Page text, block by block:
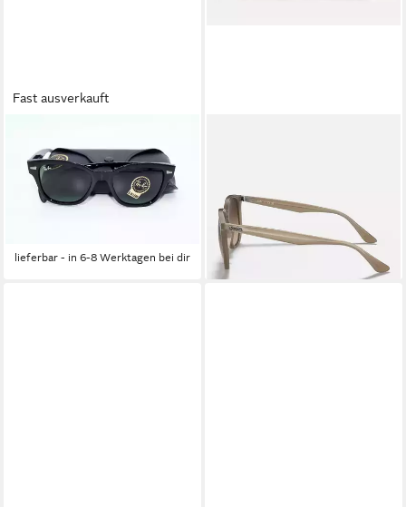
Fast ausverkauft
Sonnenbrille RAY BAN
Sonnenbrille Sunglasses RB
0880 901 31
lieferbar - in 6-8 Werktagen bei dir
154,95 €
lieferbar - in 2-3 Werktagen bei dir